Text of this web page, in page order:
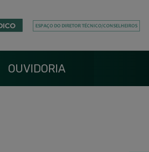
OUVIDORIA